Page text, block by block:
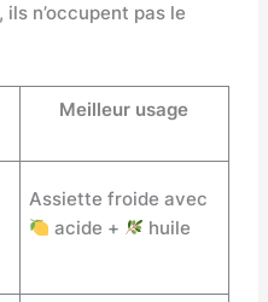
n’occupent pas le
Meilleur usage
Assiette froide avec
acide +
huile